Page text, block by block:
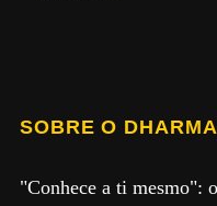
SOBRE O
"Conhece a ti mesmo":